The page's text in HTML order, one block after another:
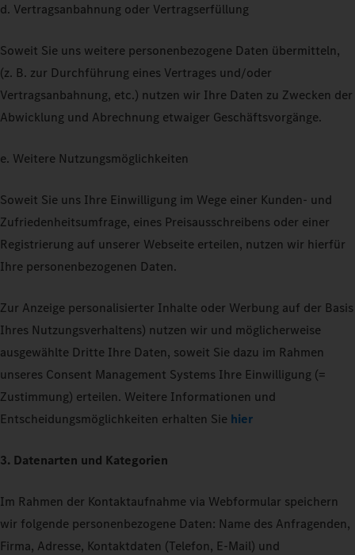
d. Vertragsanbahnung oder Vertragserfüllung
Soweit Sie uns weitere personenbezogene Daten übermitteln,
(z. B. zur Durchführung eines Vertrages und/oder
Vertragsanbahnung, etc.) nutzen wir Ihre Daten zu Zwecken der
Abwicklung und Abrechnung etwaiger Geschäftsvorgänge.
e. Weitere Nutzungsmöglichkeiten
Soweit Sie uns Ihre Einwilligung im Wege einer Kunden- und
Zufriedenheitsumfrage, eines Preisausschreibens oder einer
Registrierung auf unserer Webseite erteilen, nutzen wir hierfür
Ihre personenbezogenen Daten.
Zur Anzeige personalisierter Inhalte oder Werbung auf der Basis
Ihres Nutzungsverhaltens) nutzen wir und möglicherweise
ausgewählte Dritte Ihre Daten, soweit Sie dazu im Rahmen
unseres Consent Management Systems Ihre Einwilligung (=
Zustimmung) erteilen. Weitere Informationen und
Entscheidungsmöglichkeiten erhalten Sie hier
3. Datenarten und Kategorien
Im Rahmen der Kontaktaufnahme via Webformular speichern
wir folgende personenbezogene Daten: Name des Anfragenden,
Firma, Adresse, Kontaktdaten (Telefon, E-Mail) und